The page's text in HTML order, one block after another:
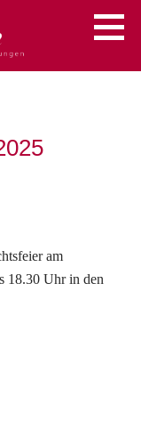
am
18.30 Uhr in den